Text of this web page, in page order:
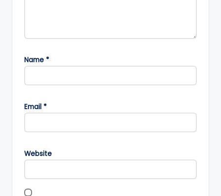
Name *
Email *
Website